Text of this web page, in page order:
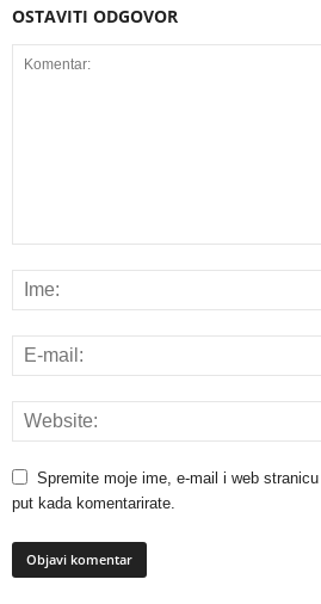
OSTAVITI ODGOVOR
Spremite moje ime, e-mail i web
put kada komentarirate.